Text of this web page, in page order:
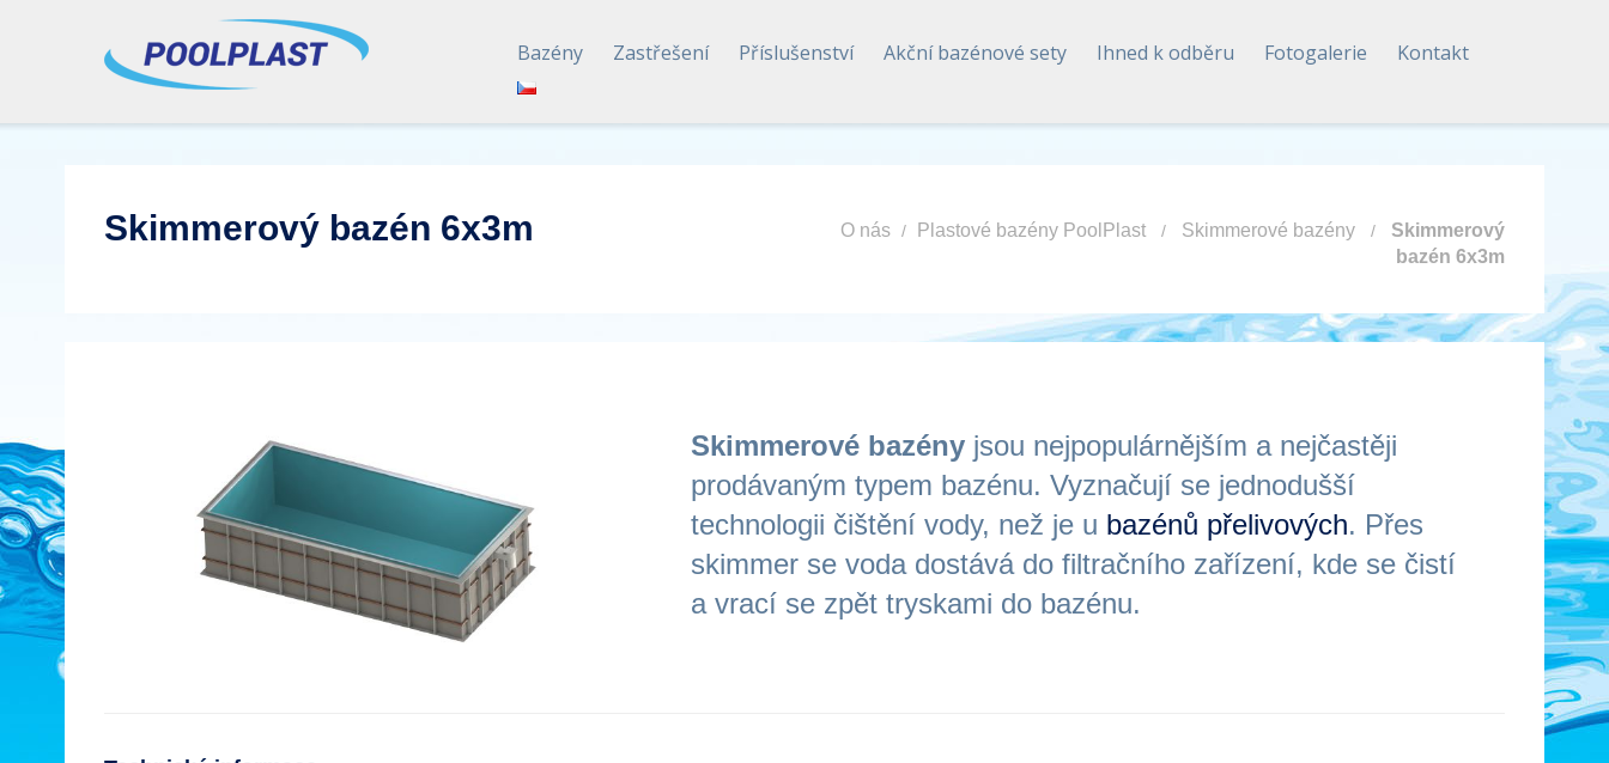
Bazény Zastřešení Příslušenství Akční bazénové sety Ihned k odběru Fotogalerie Kontakt
Skimmerový bazén 6x3m O nás Plastové bazény PoolPlast Skimmerové bazény
Skimmerový
bazén 6x3m
Skimmerové bazény jsou nejpopulárnějším a nejčastěji
prodávaným typem bazénu. Vyznačují se jednodušší
technologii čištění vody, než je u bazénů přelivových. Přes
skimmer se voda dostává do filtračního zařízení, kde se čistí
a vrací se zpět tryskami do bazénu.